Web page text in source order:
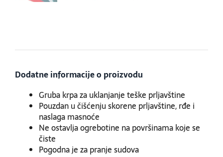
Dodatne informacije o proizvodu
Gruba krpa za uklanjanje teške prljavštine
Pouzdan u čišćenju skorene prljavštine, rđe i
naslaga masnoće
Ne ostavlja ogrebotine na površinama koje se
čiste
Pogodna je za pranje sudova